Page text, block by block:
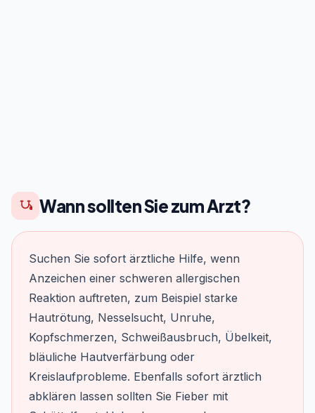
Wann sollten Sie zum Arzt?
Suchen Sie sofort ärztliche Hilfe, wenn
Anzeichen einer schweren allergischen
Reaktion auftreten, zum Beispiel starke
Hautrötung, Nesselsucht, Unruhe,
Kopfschmerzen, Schweißausbruch, Übelkeit,
bläuliche Hautverfärbung oder
Kreislaufprobleme. Ebenfalls sofort ärztlich
abklären lassen sollten Sie Fieber mit